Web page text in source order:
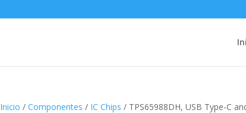
Inicio / Componentes / IC Chips / TPS65988DH, USB Type-C